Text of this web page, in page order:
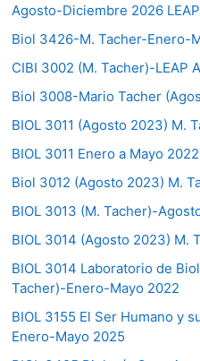
Agosto-Diciembre 2026 LEAP
Biol 3426-M. Tacher-Enero-
CIBI 3002 (M. Tacher)-LEAP
Biol 3008-Mario Tacher
BIOL 3011 (Agosto 2023) M.
BIOL 3011 Enero a Mayo
Biol 3012 (Agosto 2023) M.
BIOL 3013 (M. Tacher)-
BIOL 3014 (Agosto 2023) M.
BIOL 3014 Laboratorio de
Tacher)-Enero-Mayo 2022
BIOL 3155 El Ser Humano y
Enero-Mayo 2025